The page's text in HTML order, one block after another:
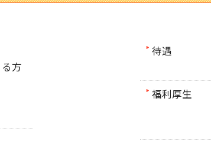
方
待遇
福利厚生